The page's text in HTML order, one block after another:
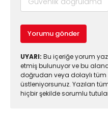
Yorumu gönder
UYARI: Bu içeriğe yorum
etmiş bulunuyor ve bu
doğrudan veya dolaylı tüm
üstleniyorsunuz. Yazılan
hiçbir şekilde sorumlu